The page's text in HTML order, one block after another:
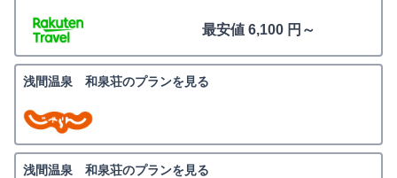
最安値 6,100 円～
浅間温泉 和泉荘のプランを見る
浅間温泉 和泉荘のプランを見る